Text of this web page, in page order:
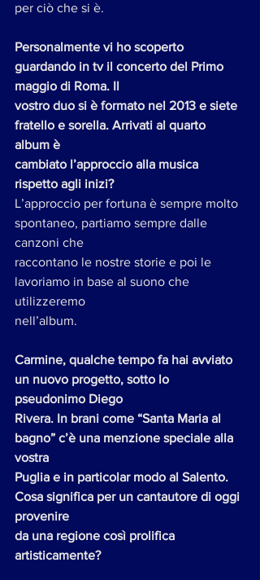
per ciò che si è.
Personalmente vi ho scoperto
guardando in tv il concerto del Primo
maggio di Roma. Il
vostro duo si è formato nel 2013 e siete
fratello e sorella. Arrivati al quarto
album è
cambiato l’approccio alla musica
rispetto agli inizi?
L’approccio per fortuna è sempre molto
spontaneo, partiamo sempre dalle
canzoni che
raccontano le nostre storie e poi le
lavoriamo in base al suono che
utilizzeremo
nell’album.
Carmine, qualche tempo fa hai avviato
un nuovo progetto, sotto lo
pseudonimo Diego
Rivera. In brani come “Santa Maria al
bagno” c’è una menzione speciale alla
vostra
Puglia e in particolar modo al Salento.
Cosa significa per un cantautore di oggi
provenire
da una regione così prolifica
artisticamente?